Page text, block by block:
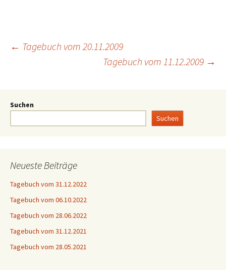
← Tagebuch vom 20.11.2009
Tagebuch vom 11.12.2009 →
Suchen
Suchen
Neueste Beiträge
Tagebuch vom 31.12.2022
Tagebuch vom 06.10.2022
Tagebuch vom 28.06.2022
Tagebuch vom 31.12.2021
Tagebuch vom 28.05.2021